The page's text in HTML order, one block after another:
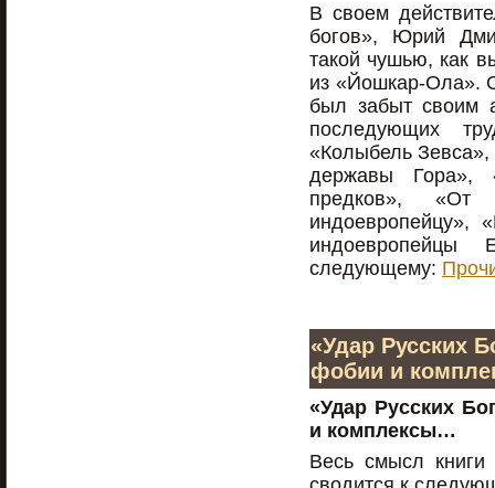
В своем
богов», Юрий
такой чушью, как
из «Йошкар-Ола».
был забыт своим
последующих
«Колыбель
державы Гора»,
предков»,
индоевропейцу»,
следующему:
«Удар Русских
фобии и
«Удар Русских
и комплексы…
Весь смысл книги